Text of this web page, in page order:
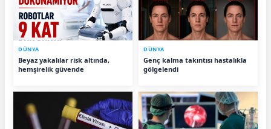
DÜNYA
Beyaz yakalılar risk altında,
hemşirelik güvende
DÜNYA
Genç kalma takıntısı hastalıkla
gölgelendi